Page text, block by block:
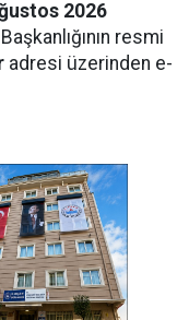
2026
resmi
adresi üzerinden e-